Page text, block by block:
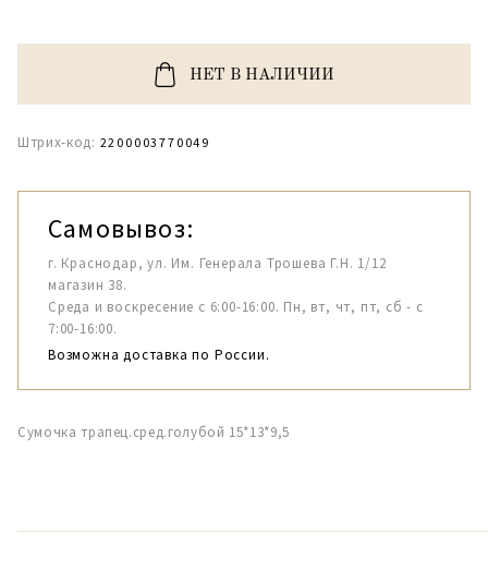
НЕТ В НАЛИЧИИ
Штрих-код: 2200003770049
Самовывоз:
г. Краснодар, ул. Им. Генерала Трошева Г.Н. 1/12
магазин 38.
Среда и воскресение с 6:00-16:00. Пн, вт, чт, пт, сб - с
7:00-16:00.
Возможна доставка по России.
Сумочка трапец.сред.голубой 15*13*9,5